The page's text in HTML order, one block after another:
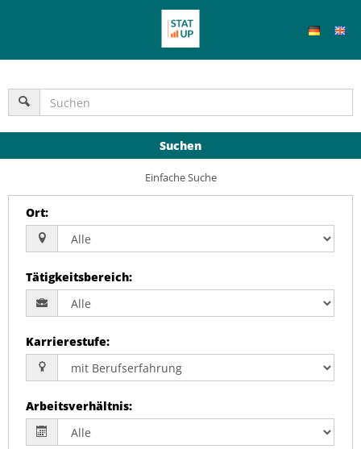
Suchen
Einfache Suche
Ort:
Tätigkeitsbereich:
Karrierestufe:
Arbeitsverhältnis: